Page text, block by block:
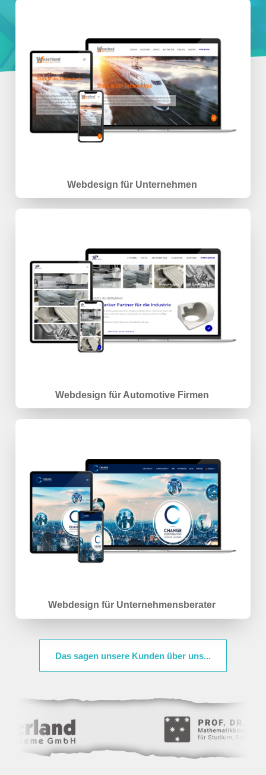
Webdesign für Unternehmen
Webdesign für Automotive Firmen
Webdesign für Unternehmensberater
Das sagen unsere Kunden über uns...